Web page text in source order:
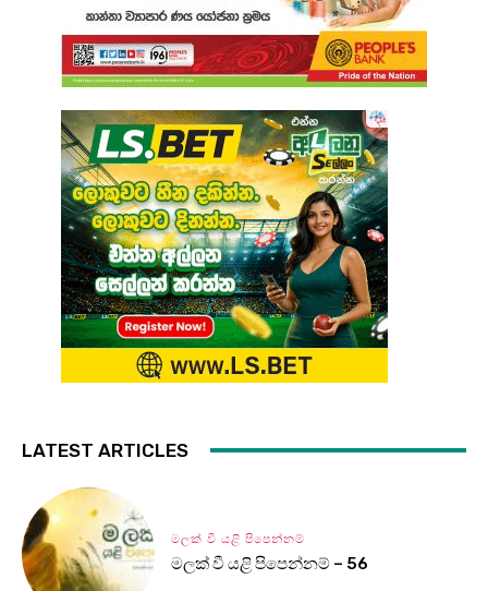
LATEST ARTICLES
මලක් වී යළි පිපෙන්නම්
මලක් වී යළි පිපෙන්නම් – 56